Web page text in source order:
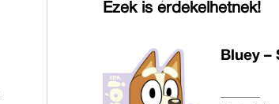
Ezek is érdekelhetnek!
Bluey –